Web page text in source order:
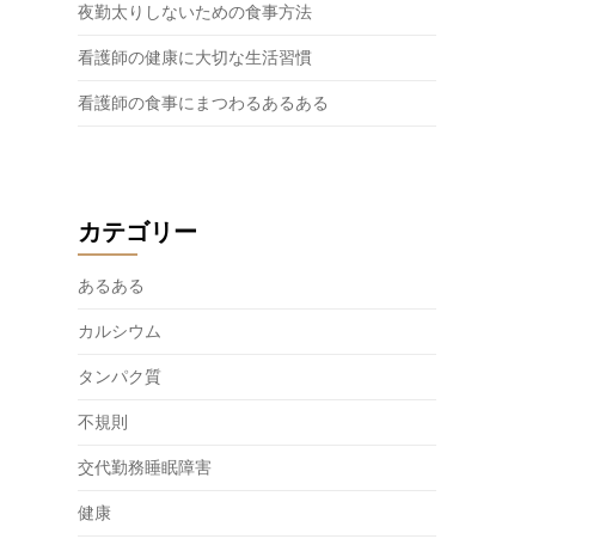
夜勤太りしないための食事方法
看護師の健康に大切な生活習慣
看護師の食事にまつわるあるある
カテゴリー
あるある
カルシウム
タンパク質
不規則
交代勤務睡眠障害
健康